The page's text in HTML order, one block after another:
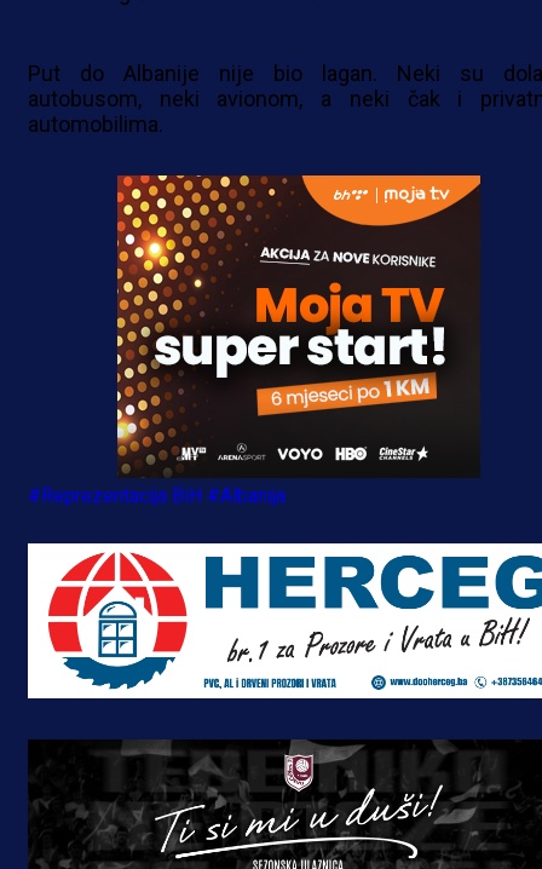
Put do Albanije nije bio lagan. Neki su
autobusom, neki avionom, a neki čak i
automobilima.
#Reprezentacija BiH #Albanija